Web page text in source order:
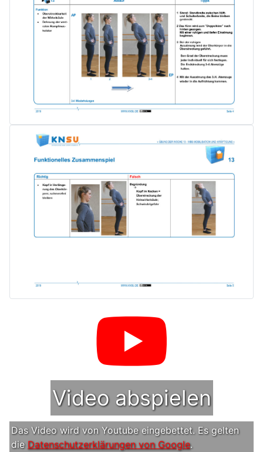
Video abspielen
Das Video wird von Youtube eingebettet. Es gelten
die Datenschutzerklärungen von Google.